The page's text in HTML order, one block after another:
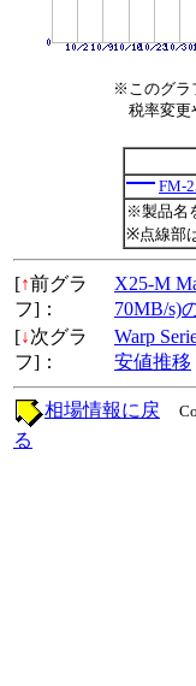
※このグラ
税率変更
FM-
※製品名
※点線部
[↑前グラ
フ]：
X25-M
70MB/s)
[↓次グラ
フ]：
Warp
安値推移
相場情報に戻
る